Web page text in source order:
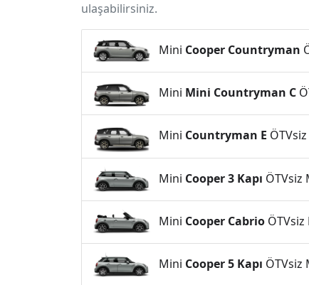
ulaşabilirsiniz.
Mini Cooper Countryman
Mini Mini Countryman C
Mini Countryman E
Mini Cooper 3 Kapı ÖTVsiz
Mini Cooper Cabrio
Mini Cooper 5 Kapı ÖTVsiz